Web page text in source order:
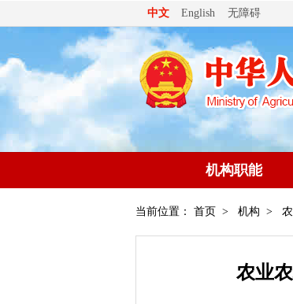
中文 English 无障碍
机构职能
当前位置： 首页 > 机构 >
农业